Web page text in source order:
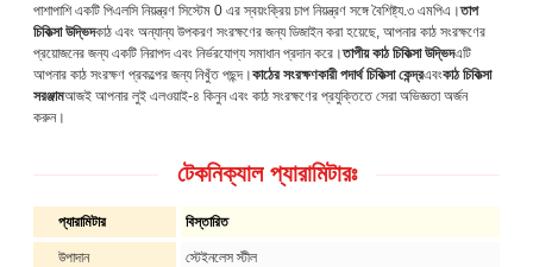
পাশাপাশি একটি পিএলসি নিয়ন্ত্রণ সিস্টেম 0 এর স্বয়ংক্রিয় চাপ নিয়ন্ত্রণ সঙ্গে বৈশিষ্ট্য.৩ এমপিএ।তাপ
চিকিত্সা উদ্ভিদকাঠ এবং অন্যান্য উপকরণ সংরক্ষণের জন্য ডিজাইন করা হয়েছে, আপনার কাঠ সংরক্ষণের
প্রয়োজনের জন্য একটি নিরাপদ এবং নির্ভরযোগ্য সমাধান প্রদান করে।তাপীয় কাঠ চিকিত্সা উদ্ভিদএটি
আপনার কাঠ সংরক্ষণ প্রকল্পের জন্য নিখুঁত পছন্দ।কাঠের সংরক্ষণকারী পদার্থ চিকিত্সা কেন্দ্রএবংকাঠ চিকিত্সা
সরঞ্জামআজই আপনার লুই এলওয়াই-৪ কিনুন এবং কাঠ সংরক্ষণের প্রযুক্তিতে সেরা অভিজ্ঞতা অর্জন
করুন।
টেকনিক্যাল প্যারামিটারঃ
প্যারামিটার বিস্তারিত
উপাদান স্টেইনলেস স্টীল